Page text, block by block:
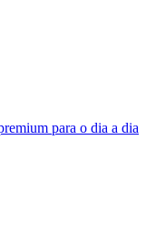
para o dia a dia